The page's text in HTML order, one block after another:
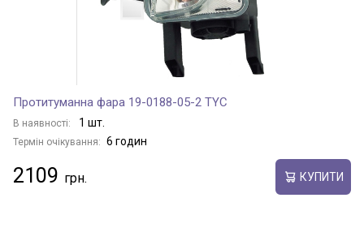
Протитуманна фара 19-0188-05-2 TYC
В наявності: 1 шт.
Термін очікування: 6 годин
2109 КУПИТИ